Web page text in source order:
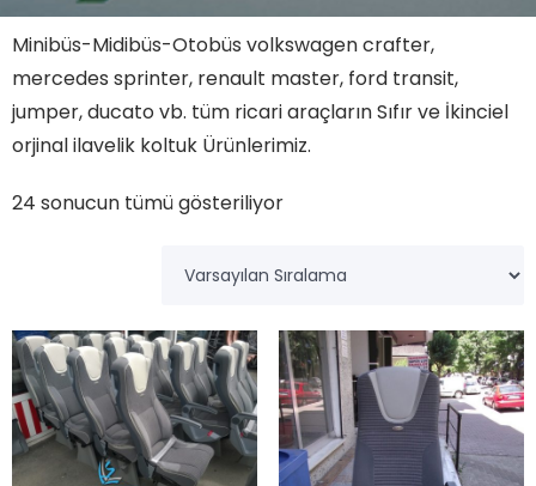
Minibüs-Midibüs-Otobüs volkswagen crafter,
mercedes sprinter, renault master, ford transit,
jumper, ducato vb. tüm ricari araçların Sıfır ve İkinciel
orjinal ilavelik koltuk Ürünlerimiz.
24 sonucun tümü gösteriliyor